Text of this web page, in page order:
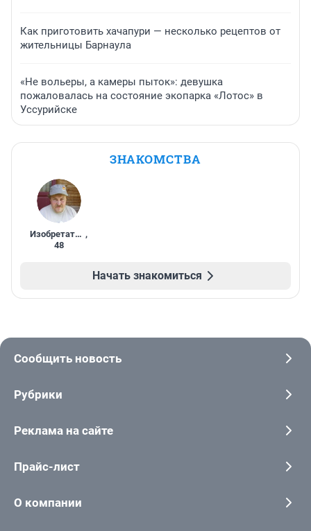
Как приготовить хачапури — несколько рецептов от
жительницы Барнаула
«Не вольеры, а камеры пыток»: девушка
пожаловалась на состояние экопарка «Лотос» в
Уссурийске
ЗНАКОМСТВА
Изобретатель ,
48
Начать знакомиться
Сообщить новость
Рубрики
Реклама на сайте
Прайс-лист
О компании